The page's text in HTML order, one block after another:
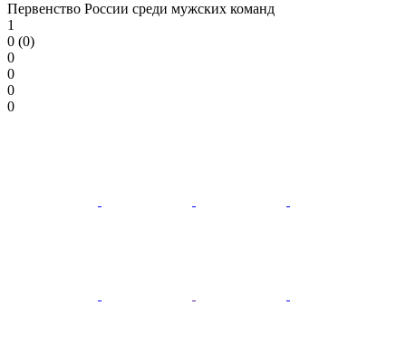
Первенство России среди мужских команд
1
0 (0)
0
0
0
0